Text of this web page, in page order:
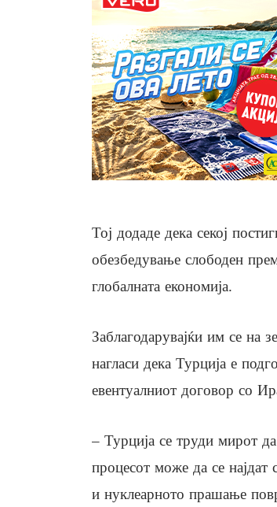
Тој додаде дека секој
обезбедување слободен
глобалната економија.
Заблагодарувајќи им се на
нагласи дека Турција е
евентуалниот договор со
– Турција се труди мирот
процесот може да се
и нуклеарното прашање